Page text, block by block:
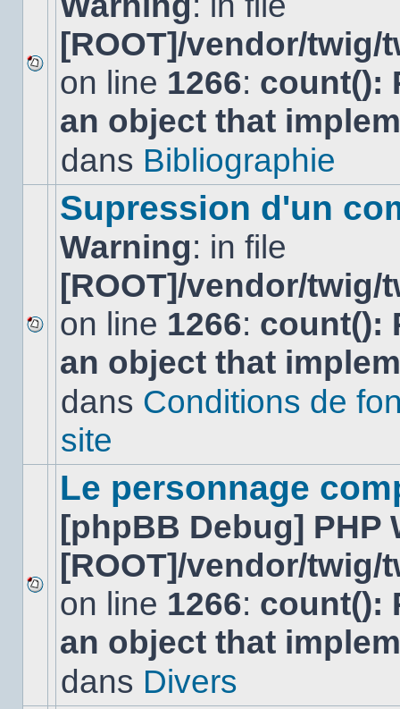
Aucun
nouveau
message
non-
dans
[ROOT]/vendor/
on line 1266: count():
an object that
dans Bibliographie
Aucun
nouveau
message
sujet.
Supression d'un
Warning: in file
[ROOT]/vendor/
on line 1266: count():
an object that
dans Conditions de
site
Aucun
nouveau
message
non-
dans
Le personnage
[phpBB Debug] PHP
[ROOT]/vendor/
on line 1266: count():
an object that
dans Divers